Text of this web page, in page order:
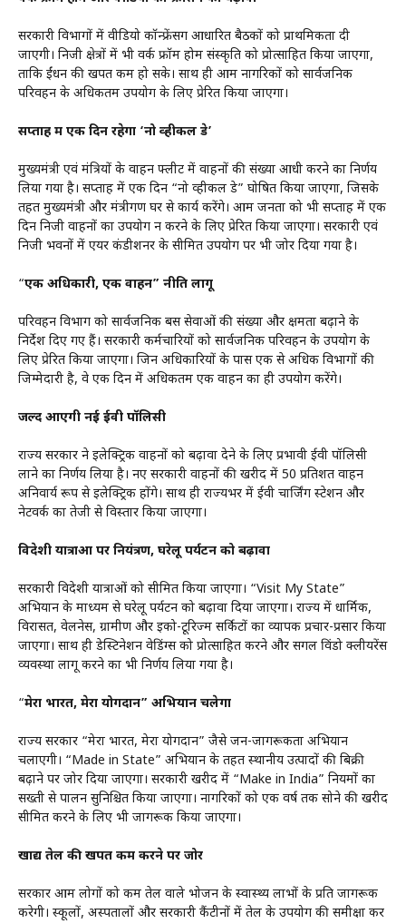
सरकारी विभागों में वीडियो कॉन्फ्रेंसिंग आधारित बैठकों को प्राथमिकता दी
जाएगी। निजी क्षेत्रों में भी वर्क फ्रॉम होम संस्कृति को प्रोत्साहित किया जाएगा,
ताकि ईंधन की खपत कम हो सके। साथ ही आम नागरिकों को सार्वजनिक
परिवहन के अधिकतम उपयोग के लिए प्रेरित किया जाएगा।
सप्ताह में एक दिन रहेगा ‘नो व्हीकल डे’
मुख्यमंत्री एवं मंत्रियों के वाहन फ्लीट में वाहनों की संख्या आधी करने का निर्णय
लिया गया है। सप्ताह में एक दिन “नो व्हीकल डे” घोषित किया जाएगा, जिसके
तहत मुख्यमंत्री और मंत्रीगण घर से कार्य करेंगे। आम जनता को भी सप्ताह में एक
दिन निजी वाहनों का उपयोग न करने के लिए प्रेरित किया जाएगा। सरकारी एवं
निजी भवनों में एयर कंडीशनर के सीमित उपयोग पर भी जोर दिया गया है।
“एक अधिकारी, एक वाहन” नीति लागू
परिवहन विभाग को सार्वजनिक बस सेवाओं की संख्या और क्षमता बढ़ाने के
निर्देश दिए गए हैं। सरकारी कर्मचारियों को सार्वजनिक परिवहन के उपयोग के
लिए प्रेरित किया जाएगा। जिन अधिकारियों के पास एक से अधिक विभागों की
जिम्मेदारी है, वे एक दिन में अधिकतम एक वाहन का ही उपयोग करेंगे।
जल्द आएगी नई ईवी पॉलिसी
राज्य सरकार ने इलेक्ट्रिक वाहनों को बढ़ावा देने के लिए प्रभावी ईवी पॉलिसी
लाने का निर्णय लिया है। नए सरकारी वाहनों की खरीद में 50 प्रतिशत वाहन
अनिवार्य रूप से इलेक्ट्रिक होंगे। साथ ही राज्यभर में ईवी चार्जिंग स्टेशन और
नेटवर्क का तेजी से विस्तार किया जाएगा।
विदेशी यात्राओं पर नियंत्रण, घरेलू पर्यटन को बढ़ावा
सरकारी विदेशी यात्राओं को सीमित किया जाएगा। “Visit My State”
अभियान के माध्यम से घरेलू पर्यटन को बढ़ावा दिया जाएगा। राज्य में धार्मिक,
विरासत, वेलनेस, ग्रामीण और इको-टूरिज्म सर्किटों का व्यापक प्रचार-प्रसार किया
जाएगा। साथ ही डेस्टिनेशन वेडिंग्स को प्रोत्साहित करने और सिंगल विंडो क्लीयरेंस
व्यवस्था लागू करने का भी निर्णय लिया गया है।
“मेरा भारत, मेरा योगदान” अभियान चलेगा
राज्य सरकार “मेरा भारत, मेरा योगदान” जैसे जन-जागरूकता अभियान
चलाएगी। “Made in State” अभियान के तहत स्थानीय उत्पादों की बिक्री
बढ़ाने पर जोर दिया जाएगा। सरकारी खरीद में “Make in India” नियमों का
सख्ती से पालन सुनिश्चित किया जाएगा। नागरिकों को एक वर्ष तक सोने की खरीद
सीमित करने के लिए भी जागरूक किया जाएगा।
खाद्य तेल की खपत कम करने पर जोर
सरकार आम लोगों को कम तेल वाले भोजन के स्वास्थ्य लाभों के प्रति जागरूक
करेगी। स्कूलों, अस्पतालों और सरकारी कैंटीनों में तेल के उपयोग की समीक्षा कर